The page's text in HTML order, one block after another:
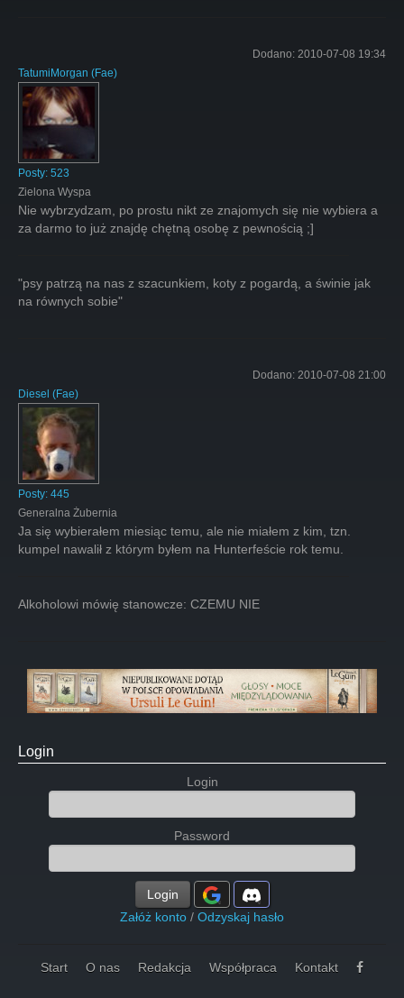
Dodano: 2010-07-08 19:34
TatumiMorgan (Fae)
Posty: 523
Zielona Wyspa
Nie wybrzydzam, po prostu nikt ze znajomych się nie wybiera a
za darmo to już znajdę chętną osobę z pewnością ;]
"psy patrzą na nas z szacunkiem, koty z pogardą, a świnie jak
na równych sobie"
Dodano: 2010-07-08 21:00
Diesel (Fae)
Posty: 445
Generalna Żubernia
Ja się wybierałem miesiąc temu, ale nie miałem z kim, tzn.
kumpel nawalił z którym byłem na Hunterfeście rok temu.
Alkoholowi mówię stanowcze: CZEMU NIE
Login
Login
Password
Login
Załóż konto / Odzyskaj hasło
Start O nas Redakcja Współpraca Kontakt